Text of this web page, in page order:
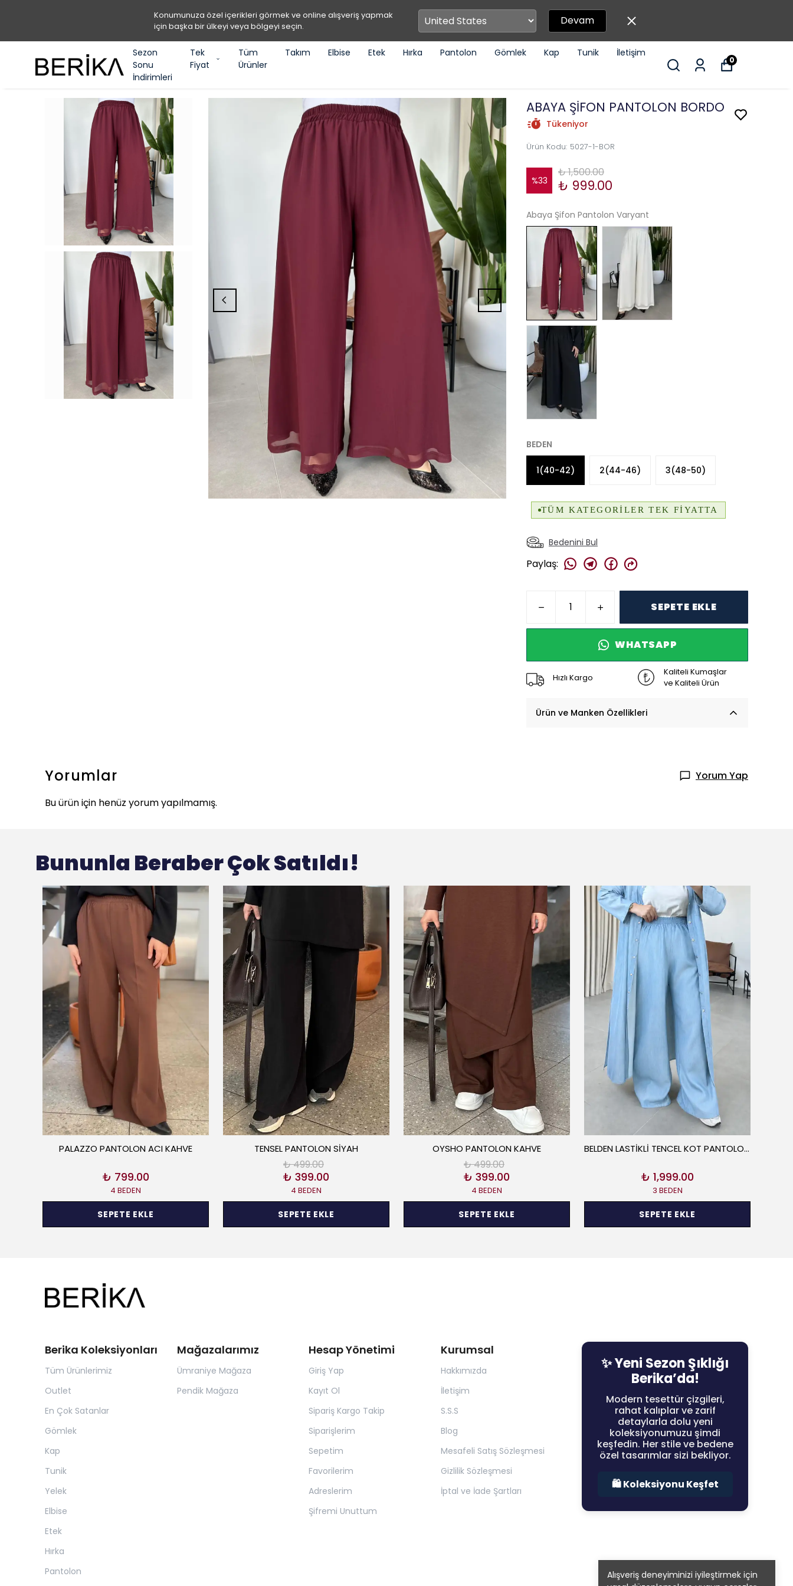
Konumunuza özel içerikleri görmek ve online alışveriş yapmak
için başka bir ülkeyi veya bölgeyi seçin.
Devam
Sezon
Sonu
İndirimleri
Tek
Fiyat
Tüm
Ürünler
Takım Elbise Etek Hırka Pantolon Gömlek Kap Tunik İletişim
0
Alışveriş deneyiminizi iyileştirmek için
ABAYA ŞİFON PANTOLON BORDO
Tükeniyor
Ürün Kodu: 5027-1-BOR
%33
₺ 1,500.00
₺ 999.00
Abaya Şifon Pantolon Varyant
BEDEN
1(40-42) 2(44-46) 3(48-50)
Bedenini Bul
Paylaş:
SEPETE EKLE
WHATSAPP
Hızlı Kargo
Kaliteli Kumaşlar
ve Kaliteli Ürün
Ürün ve Manken Özellikleri
Yorumlar
Yorum Yap
Bu ürün için henüz yorum yapılmamış.
Bununla Beraber Çok Satıldı!
PALAZZO PANTOLON ACI KAHVE
₺ 799.00
4 BEDEN
SEPETE EKLE
TENSEL PANTOLON SİYAH
₺ 499.00
₺ 399.00
4 BEDEN
SEPETE EKLE
OYSHO PANTOLON KAHVE
₺ 499.00
₺ 399.00
4 BEDEN
SEPETE EKLE
BELDEN LASTİKLİ TENCEL KOT PANTOLON AÇIK MAVİ
₺ 1,999.00
3 BEDEN
SEPETE EKLE
Berika Koleksiyonları
Tüm Ürünlerimiz
Outlet
En Çok Satanlar
Gömlek
Kap
Tunik
Yelek
Elbise
Etek
Hırka
Pantolon
Mağazalarımız
Ümraniye Mağaza
Pendik Mağaza
Hesap Yönetimi
Giriş Yap
Kayıt Ol
Sipariş Kargo Takip
Siparişlerim
Sepetim
Favorilerim
Adreslerim
Şifremi Unuttum
Kurumsal
Hakkımızda
İletişim
S.S.S
Blog
Mesafeli Satış Sözleşmesi
Gizlilik Sözleşmesi
İptal ve İade Şartları
✨ Yeni Sezon Şıklığı
Berika’da!
Modern tesettür çizgileri,
rahat kalıplar ve zarif
detaylarla dolu yeni
koleksiyonumuzu şimdi
keşfedin. Her stile ve bedene
özel tasarımlar sizi bekliyor.
🛍️ Koleksiyonu Keşfet